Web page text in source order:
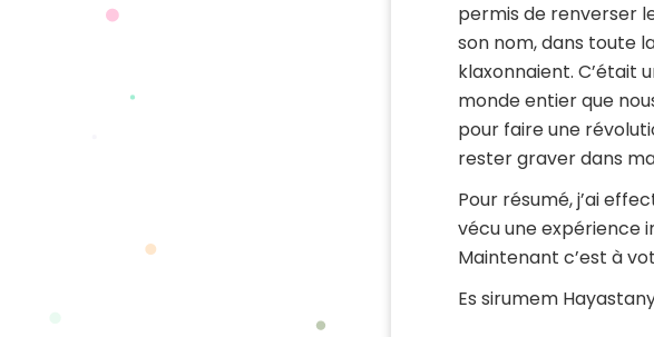
permis de renverser
son nom, dans toute
klaxonnaient. C’était
monde entier que
pour faire une
rester graver dans
Pour résumé, j’ai
vécu une expérience
Maintenant c’est à
Es sirumem